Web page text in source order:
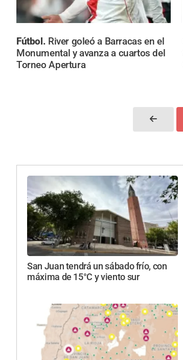
Fútbol. River goleó a Barracas en el
Monumental y avanza a cuartos del
Torneo Apertura
San Juan tendrá un sábado frío, con
máxima de 15°C y viento sur